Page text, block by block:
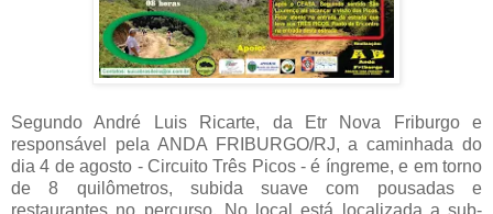
Segundo André Luis Ricarte, da Etr Nova Friburgo e
responsável pela ANDA FRIBURGO/RJ, a caminhada do
dia 4 de agosto - Circuito Três Picos - é íngreme, e em torno
de 8 quilômetros, subida suave com pousadas e
restaurantes no percurso. No local está localizada a sub-